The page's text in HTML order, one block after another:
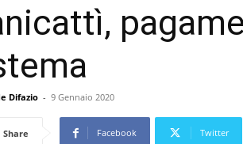
Difazio - 9 Gennaio 2020
Share Facebook Twitter